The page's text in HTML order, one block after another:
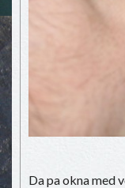
Da pa okna med